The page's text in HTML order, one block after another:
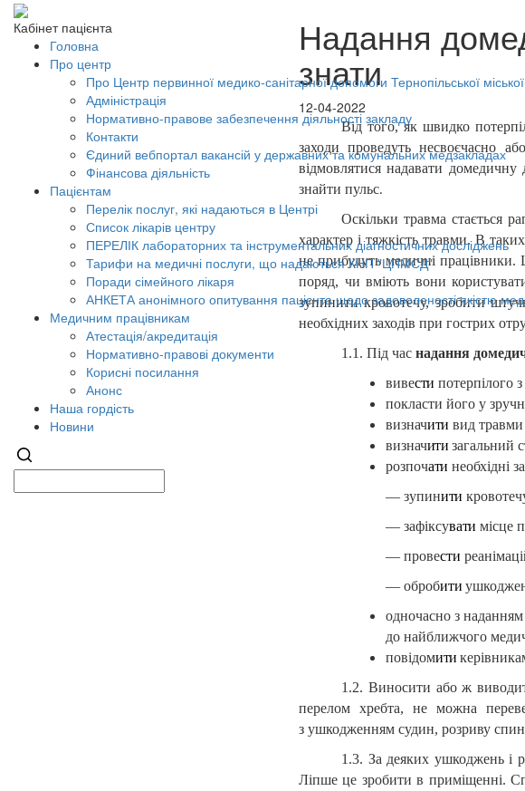
Кабінет пацієнта
Головна
Про центр
Про Центр первинної медико-санітарної допомоги Тернопільської
Адміністрація
Нормативно-правове забезпечення діяльності закладу
Контакти
Єдиний вебпортал вакансій у державних та комунальних медзакладах
Фінансова діяльність
Пацієнтам
Перелік послуг, які надаються в Центрі
Список лікарів центру
ПЕРЕЛІК лабораторних та інструментальних діагностичних досліджень
Тарифи на медичні послуги, що надаються КНП "ЦПМСД"
Поради сімейного лікаря
АНКЕТА анонімного опитування пацієнта щодо задоволеності якістю
Медичним працівникам
Атестація/акредитація
Нормативно-правові документи
Корисні посилання
Анонс
Наша гордість
Новини
Надання
знати
12-04-2022
Від того, як швидко
заходи проведуть несвоєчасно
відмовлятися надавати
знайти пульс.
Оскільки травма стається
характер і тяжкість травми. В
не прибудуть медичні працівники.
поряд, чи вміють вони
зупинити кровотечу, зробити
необхідних заходів при гострих
1.1. Під часнадання
вивести потерпілого
покласти його у
визначити вид
визначитизагальний
розпочати необхідні
— зупинити
— зафіксувати місце
— провести
— обробити
одночасно з
до найближчого
повідомити
1.2. Виносити або ж
перелом хребта, не можна
з ушкодженням судин, розриву
1.3. За деяких ушкоджень і
Ліпше це зробити в приміщенні.